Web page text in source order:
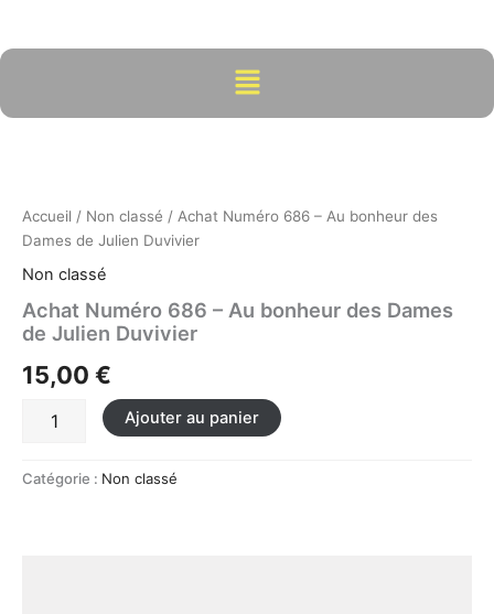
contenu
Menu
Accueil / Non classé / Achat Numéro 686 – Au bonheur des
Dames de Julien Duvivier
Non classé
Achat Numéro 686 – Au bonheur des Dames
de Julien Duvivier
15,00 €
686
-
bonheur
des
Dames
Julien
Duvivier
Ajouter au panier
Catégorie : Non classé